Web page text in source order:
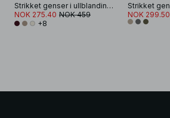
Strikket genser i ullblanding med rund hals
NOK 275.40 NOK 459
+8
NOK 299.50